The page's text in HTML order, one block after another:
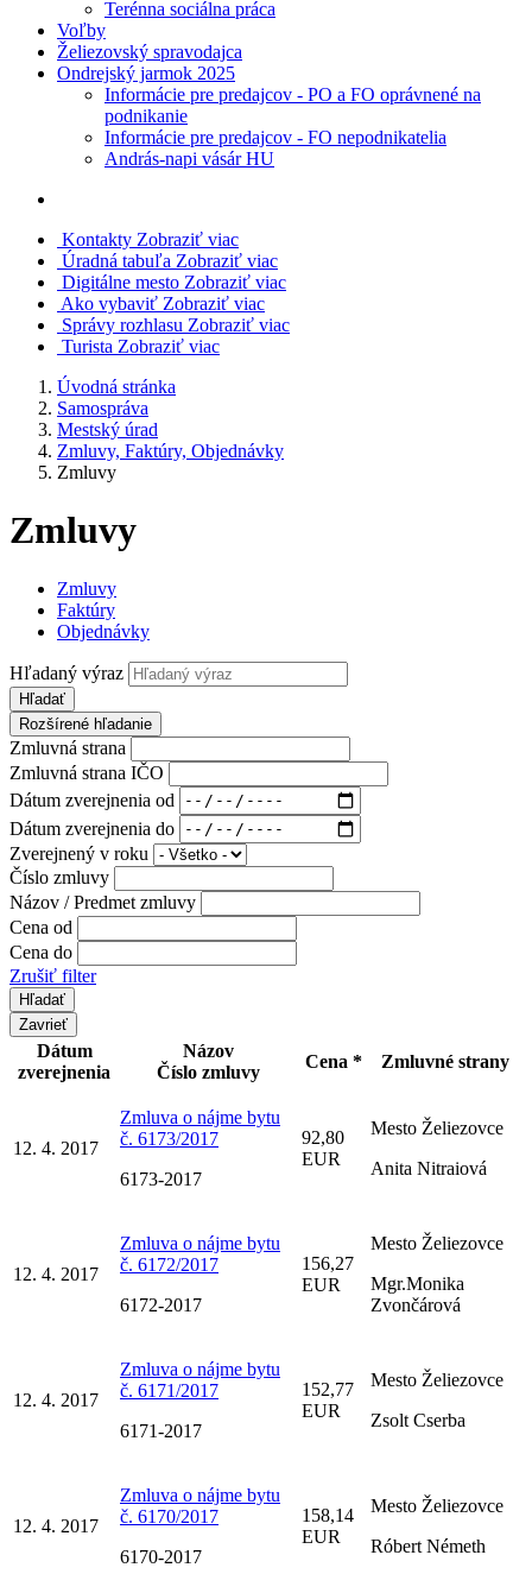
Terénna sociálna práca
Voľby
Želiezovský spravodajca
Ondrejský jarmok 2025
Informácie pre predajcov - PO a FO oprávnené na
podnikanie
Informácie pre predajcov - FO nepodnikatelia
András-napi vásár HU
Kontakty Zobraziť viac
Úradná tabuľa Zobraziť viac
Digitálne mesto Zobraziť viac
Ako vybaviť Zobraziť viac
Správy rozhlasu Zobraziť viac
Turista Zobraziť viac
Úvodná stránka
Samospráva
Mestský úrad
Zmluvy, Faktúry, Objednávky
Zmluvy
Zmluvy
Zmluvy
Faktúry
Objednávky
Hľadaný výraz
Hľadať
Rozšírené hľadanie
Zmluvná strana
Zmluvná strana IČO
Dátum zverejnenia od
Dátum zverejnenia do
Zverejnený v roku
Číslo zmluvy
Názov / Predmet zmluvy
Cena od
Cena do
Zrušiť filter
Zavrieť
Dátum
zverejnenia
Názov
Číslo zmluvy
Cena * Zmluvné strany
12. 4. 2017
Zmluva o nájme bytu
č. 6173/2017
6173-2017
92,80
EUR
Mesto Želiezovce
Anita Nitraiová
12. 4. 2017
Zmluva o nájme bytu
č. 6172/2017
6172-2017
156,27
EUR
Mesto Želiezovce
Mgr.Monika
Zvončárová
12. 4. 2017
Zmluva o nájme bytu
č. 6171/2017
6171-2017
152,77
EUR
Mesto Želiezovce
Zsolt Cserba
12. 4. 2017
Zmluva o nájme bytu
č. 6170/2017
6170-2017
158,14
EUR
Mesto Želiezovce
Róbert Németh